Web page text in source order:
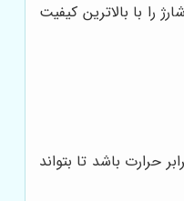
را با بالاترین کیفیت
حرارت باشد تا بتواند